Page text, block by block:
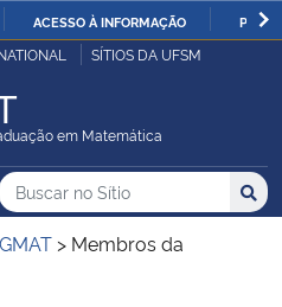
IR
ACESSO À INFORMAÇÃO
SÍTIOS DA UFSM
em Matemática
Sítio
Busca
Buscar no no Sítio
Busca:
> Membros da